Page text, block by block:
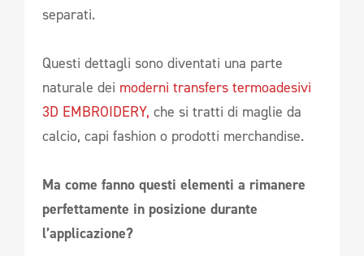
separati.
Questi dettagli sono diventati una parte
naturale dei moderni transfers termoadesivi
3D EMBROIDERY, che si tratti di maglie da
calcio, capi fashion o prodotti merchandise.
Ma come fanno questi elementi a rimanere
perfettamente in posizione durante
l’applicazione?